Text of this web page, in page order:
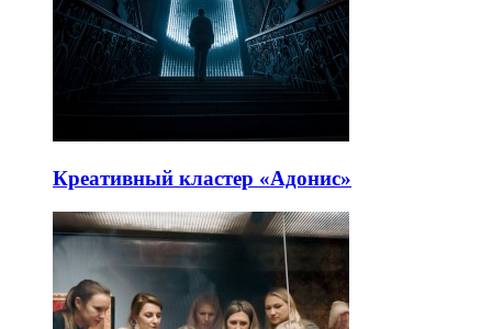
Креативный кластер «Адонис»